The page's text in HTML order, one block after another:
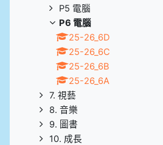
P5 電腦
P6 電腦
25-26_6D
25-26_6C
25-26_6B
25-26_6A
7. 視藝
8. 音樂
9. 圖書
10. 成長